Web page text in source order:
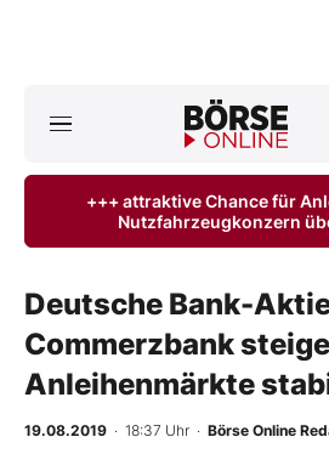
ktuelle Ausgabe BÖRSE
Finanz-Check
+++ attraktive Chance für
Nutzfahrzeugkonzern
Deutsche Bank-
Commerzbank
Anleihenmärkte
19.08.2019 · 18:37 Uhr · Börse Online